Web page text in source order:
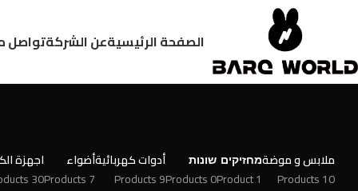
الصفحة الرئيسيةعن الشركةتواصل
ملابس و موضة
10 Products
מחזיקים
1 Product
שונות
0 Products
أدوات كهربائية
9 Products
أضواء
7 Products
اجهزة
30 Products